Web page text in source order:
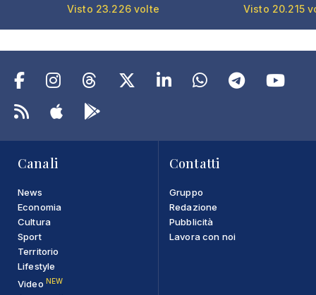
Visto 23.226 volte Visto 20.215
Canali
News
Economia
Cultura
Sport
Territorio
Lifestyle
Video NEW
Contatti
Gruppo
Redazione
Pubblicità
Lavora con noi